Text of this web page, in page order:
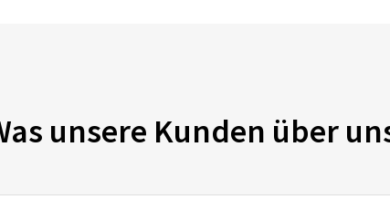
unsere Kunden über